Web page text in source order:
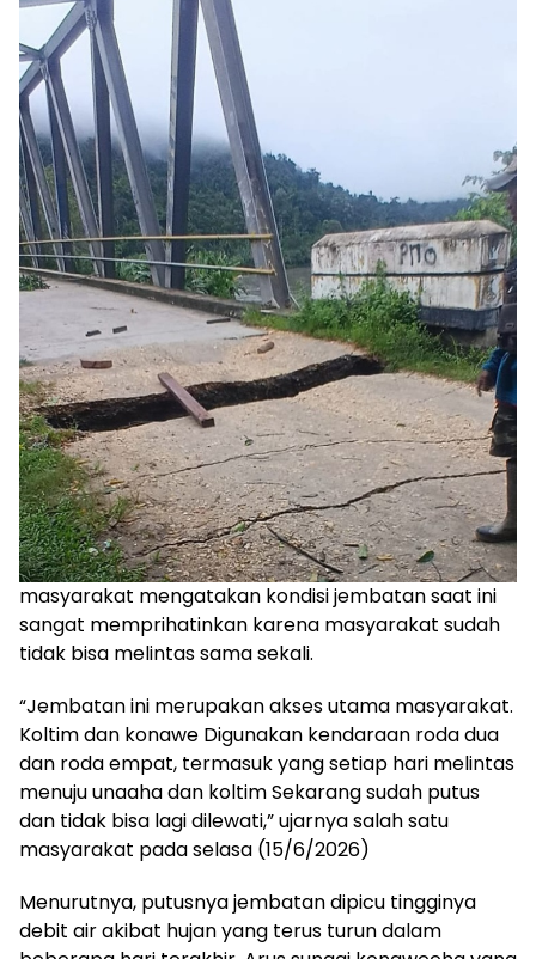
masyarakat mengatakan kondisi jembatan saat ini
sangat memprihatinkan karena masyarakat sudah
tidak bisa melintas sama sekali.
“Jembatan ini merupakan akses utama masyarakat.
Koltim dan konawe Digunakan kendaraan roda dua
dan roda empat, termasuk yang setiap hari melintas
menuju unaaha dan koltim Sekarang sudah putus
dan tidak bisa lagi dilewati,” ujarnya salah satu
masyarakat pada selasa (15/6/2026)
Menurutnya, putusnya jembatan dipicu tingginya
debit air akibat hujan yang terus turun dalam